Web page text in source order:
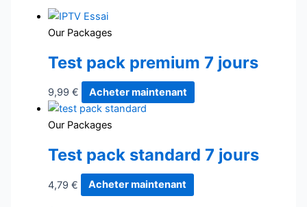
Our Packages
Test pack premium 7 jours
9,99€ Acheter maintenant
Our Packages
Test pack standard 7 jours
4,79€ Acheter maintenant